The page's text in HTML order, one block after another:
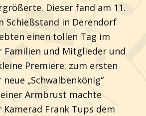
Dieser fand am 11.
Schießstand in Derendorf
einen tollen Tag im
Familien und Mitglieder und
Premiere: zum ersten
„Schwalbenkönig“
Armbrust machte
Frank Tups dem